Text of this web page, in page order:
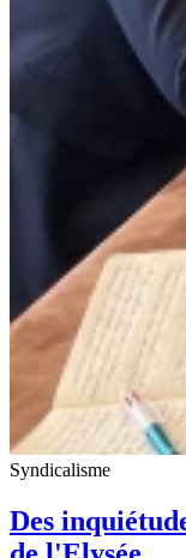
Syndicalisme
Des